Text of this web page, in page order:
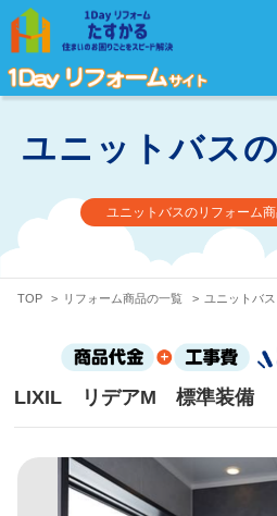
ユニットバス
ユニットバスのリフォーム商
TOP > リフォーム商品の一覧 > ユニットバス
LIXIL リデアM 標準装備